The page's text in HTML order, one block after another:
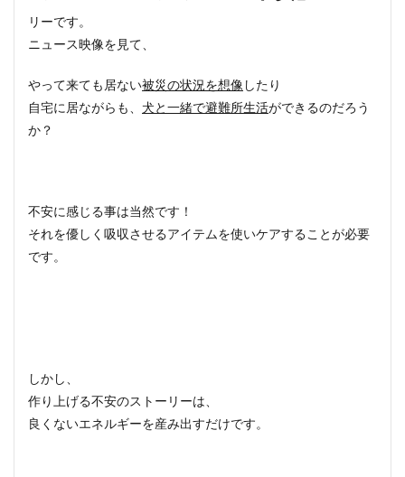
リーです。
ニュース映像を見て、
やって来ても居ない被災の状況を想像 したり
自宅に居ながらも、 犬と一緒で避難所生活ができるのだろう
か？
不安に感じる事は当然です！
それを優しく吸収させるアイテムを使いケアすることが必要
です。
しかし、
作り上げる不安のストーリーは、
良くないエネルギーを産み出すだけです。